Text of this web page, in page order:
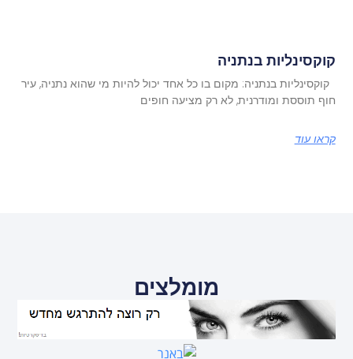
קוקסינליות בנתניה
קוקסינליות בנתניה: מקום בו כל אחד יכול להיות מי שהוא נתניה, עיר
חוף תוססת ומודרנית, לא רק מציעה חופים
קראו עוד
מומלצים